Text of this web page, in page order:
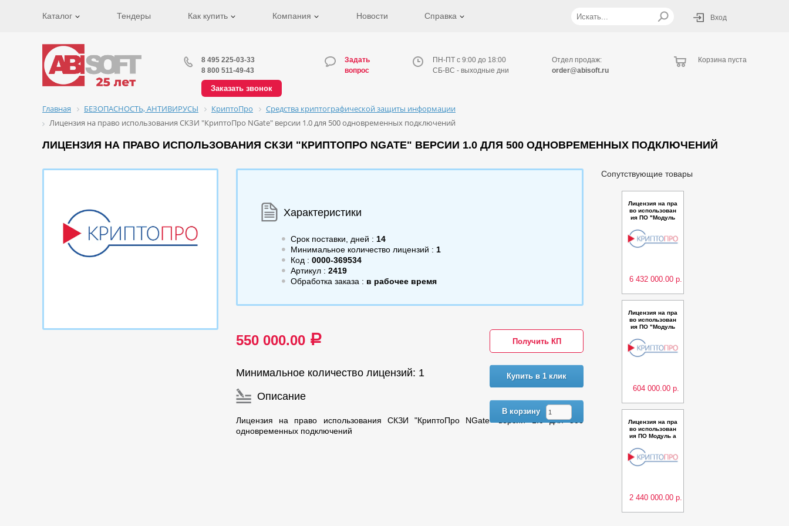
Каталог Тендеры Как купить Компания Новости Справка Вход
8 495 225-03-33
8 800 511-49-43
Заказать звонок
Задать
вопрос
ПН-ПТ с 9:00 до 18:00
СБ-ВС - выходные дни
Отдел продаж:
order@abisoft.ru
Корзина пуста
Главная БЕЗОПАСНОСТЬ, АНТИВИРУСЫ КриптоПро
Средства криптографической защиты информации
Лицензия на право использования СКЗИ "КриптоПро NGate" версии 1.0 для 500 одновременных подключений
ЛИЦЕНЗИЯ НА ПРАВО ИСПОЛЬЗОВАНИЯ СКЗИ "КРИПТОПРО NGATE" ВЕРСИИ 1.0 ДЛЯ 500 ОДНОВРЕМЕННЫХ ПОДКЛЮЧЕНИЙ
Характеристики
Срок поставки, дней : 14
Минимальное количество лицензий : 1
Код : 0000-369534
Артикул : 2419
Обработка заказа : в рабочее время
550 000.00 a Получить КП
Купить в 1 клик
В корзину
Минимальное количество лицензий: 1
Описание
Лицензия на право использования СКЗИ "КриптоПро NGate" версии 1.0 для 500
одновременных подключений
Сопутствующие товары
Лицензия на пра
во использован
ия ПО "Модуль
Про Cloud CSP“
для ПК "КриптоП
ро Ключ" верси
6 432 000.00 р.
Лицензия на пра
во использован
ия ПО "Модуль
Про Cloud CSP“
для ПК "КриптоП
ро Ключ" верси
604 000.00 р.
Лицензия на пра
во использован
ия ПО Модуль а
мобильных при
ложений для ПК
КриптоПро Ключ
2 440 000.00 р.